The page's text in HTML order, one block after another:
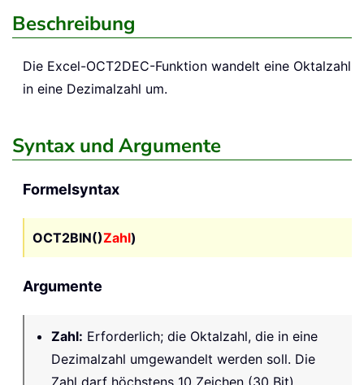
Beschreibung
Die Excel-OCT2DEC-Funktion wandelt eine Oktalzahl
in eine Dezimalzahl um.
Syntax und Argumente
Formelsyntax
OCT2BIN()Zahl)
Argumente
Zahl: Erforderlich; die Oktalzahl, die in eine
Dezimalzahl umgewandelt werden soll. Die
Zahl darf höchstens 10 Zeichen (30 Bit)